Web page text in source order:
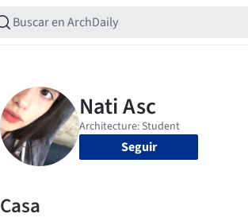
Seguir
Casa